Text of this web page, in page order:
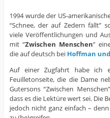
1994 wurde der US-
“Schnee, der auf Zedern fällt”
viele Veröffentlichungen und
mit “Zwischen Menschen”
die auf deutsch bei Hoffman
Auf einer Zugfahrt habe ich
Feuilletonseite, die die Dame
Gutersons “Zwischen
dass es die Lektüre wert sei. Die
jedoch nicht ganz einfach –